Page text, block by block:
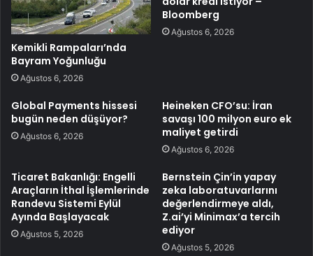
Kemikli Rampaları’nda
Bayram Yoğunluğu
Ağustos 6, 2026
Bloomberg
Ağustos 6, 2026
Global Payments hissesi
bugün neden düşüyor?
Ağustos 6, 2026
Heineken CFO’su: İran
savaşı 100 milyon euro ek
maliyet getirdi
Ağustos 6, 2026
Ticaret Bakanlığı: Engelli
Araçların İthal İşlemlerinde
Randevu Sistemi Eylül
Ayında Başlayacak
Ağustos 5, 2026
Bernstein Çin’in yapay
zeka laboratuvarlarını
değerlendirmeye aldı,
Z.ai’yi Minimax’a tercih
ediyor
Ağustos 5, 2026